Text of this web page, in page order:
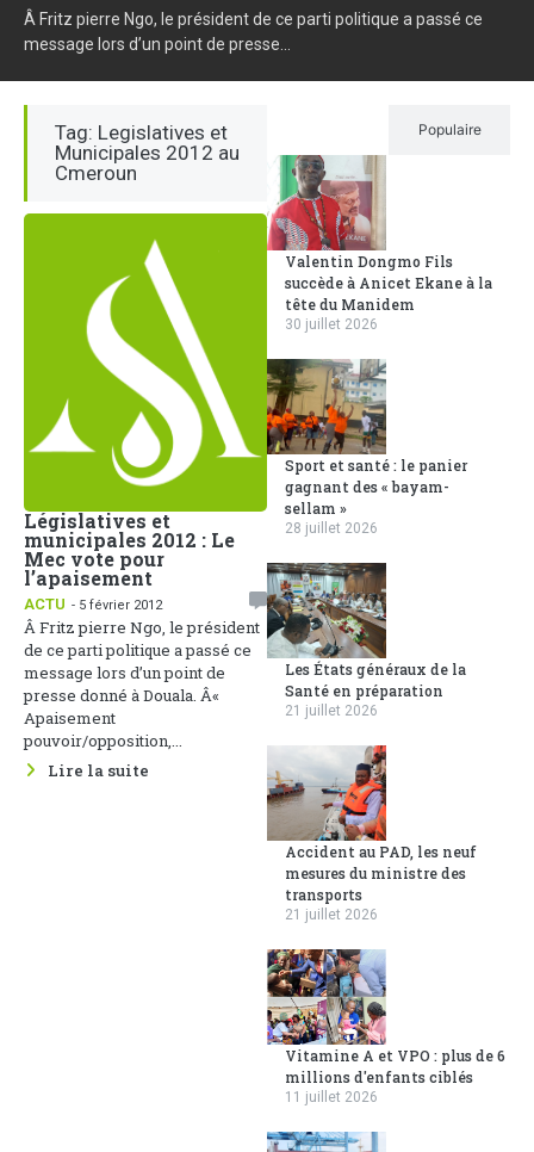
Â Fritz pierre Ngo, le président de ce parti politique a passé ce
message lors d’un point de presse...
Tag: Legislatives et
Municipales 2012 au
Cmeroun
Législatives et
municipales 2012 : Le
Mec vote pour
l’apaisement
ACTU - 5 février 2012
Â Fritz pierre Ngo, le président
de ce parti politique a passé ce
message lors d’un point de
presse donné à Douala. Â«
Apaisement
pouvoir/opposition,...
Lire la suite
Populaire
Valentin Dongmo Fils
succède à Anicet Ekane à la
tête du Manidem
30 juillet 2026
Sport et santé : le panier
gagnant des « bayam-
sellam »
28 juillet 2026
Les États généraux de la
Santé en préparation
21 juillet 2026
Accident au PAD, les neuf
mesures du ministre des
transports
21 juillet 2026
Vitamine A et VPO : plus de 6
millions d'enfants ciblés
11 juillet 2026